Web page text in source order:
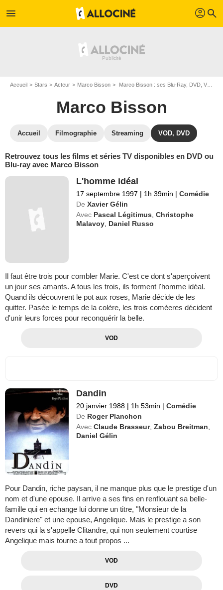
menu profil search
Accueil Stars Acteur Marco Bisson Marco Bisson : ses Blu-Ray, DVD, VOD, SVOD
Marco Bisson
Accueil Filmographie Streaming VOD, DVD
Retrouvez tous les films et séries TV disponibles en DVD ou
Blu-ray avec Marco Bisson
L'homme idéal
17 septembre 1997 | 1h 39min | Comédie
De Xavier Gélin
Avec Pascal Légitimus ,Christophe
Malavoy Daniel Russo
Il faut être trois pour combler Marie. C'est ce dont s'aperçoivent
un jour ses amants. A tous les trois, ils forment l'homme idéal.
Quand ils découvrent le pot aux roses, Marie décide de les
quitter. Pasée le temps de la colère, les trois comèeres décident
d'unir leurs forces pour reconquérir la belle.
VOD
Dandin
20 janvier 1988 | 1h 53min | Comédie
De Roger Planchon
Avec Claude Brasseur,Zabou Breitman
Daniel Gélin
Pour Dandin, riche paysan, il ne manque plus que le prestige d'un
nom et d'une epouse. Il arrive a ses fins en renflouant sa belle-
famille qui en echange lui donne un titre, "Monsieur de la
Dandiniere" et une epouse, Angelique. Mais le prestige a son
revers qui la s'appelle Clitandre, qui non seulement courtise
Angelique mais tourne a tout propos ...
VOD
DVD